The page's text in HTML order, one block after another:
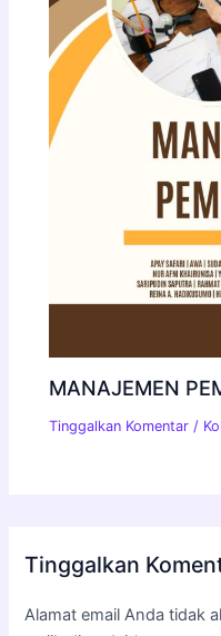
MANAJEMEN
Tinggalkan Komentar /
Tinggalkan
Alamat email Anda tidak